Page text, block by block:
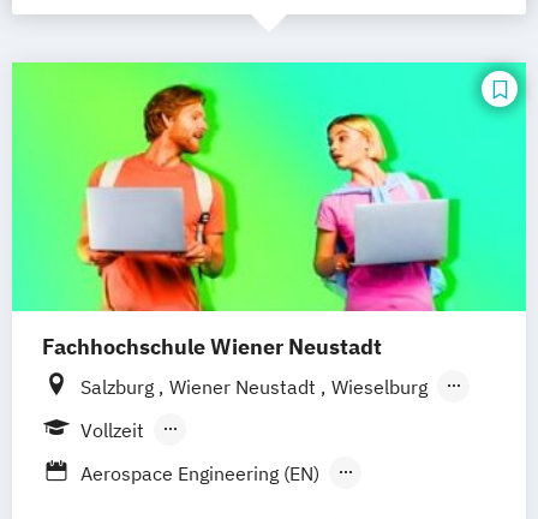
Fachhochschule Wiener Neustadt
Salzburg Wiener Neustadt
Wieselburg
Tulln
Wien
Vollzeit
Berufsbegleitendes Präsenzstudium
Aerospace Engineering (EN)